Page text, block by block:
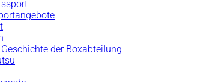
Geschichte der Boxabteilung